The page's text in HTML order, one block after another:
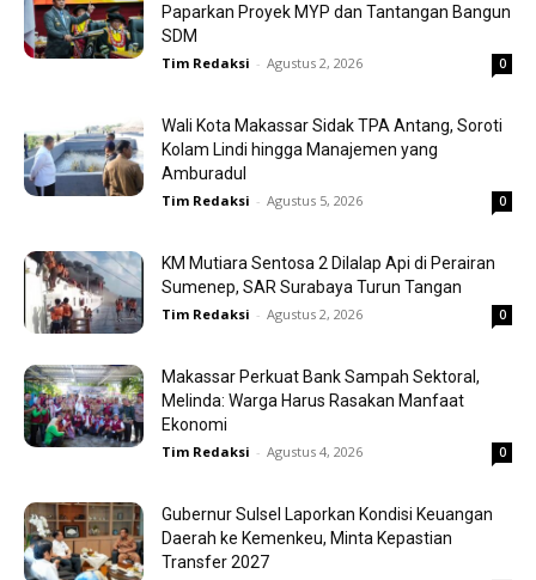
Paparkan Proyek MYP dan Tantangan Bangun
SDM
Tim Redaksi - Agustus 2, 2026 0
Wali Kota Makassar Sidak TPA Antang, Soroti
Kolam Lindi hingga Manajemen yang
Amburadul
Tim Redaksi - Agustus 5, 2026 0
KM Mutiara Sentosa 2 Dilalap Api di Perairan
Sumenep, SAR Surabaya Turun Tangan
Tim Redaksi - Agustus 2, 2026 0
Makassar Perkuat Bank Sampah Sektoral,
Melinda: Warga Harus Rasakan Manfaat
Ekonomi
Tim Redaksi - Agustus 4, 2026 0
Gubernur Sulsel Laporkan Kondisi Keuangan
Daerah ke Kemenkeu, Minta Kepastian
Transfer 2027